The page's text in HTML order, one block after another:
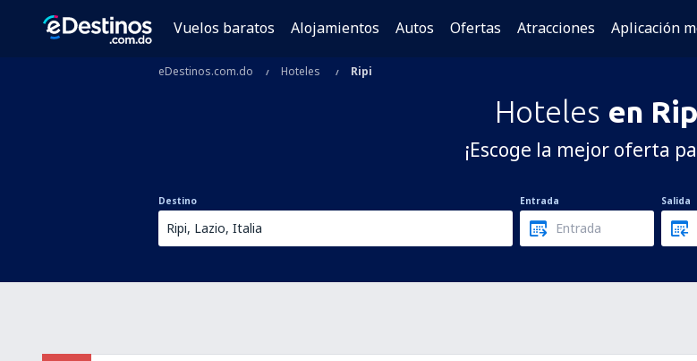
Vuelos baratos Alojamientos Autos Ofertas Atracciones Aplicación
eDestinos.com.do Hoteles Ripi
Hoteles en
¡Escoge la mejor oferta
Destino Entrada Salida